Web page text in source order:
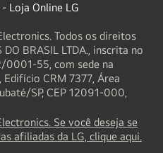
Loja Online LG
Todos os direitos
DO BRASIL LTDA., inscrita no
0001-55, com sede na
Edifício CRM 7377, Área
SP, CEP 12091-000,
Se você deseja se
afiliadas da LG, clique aqui.